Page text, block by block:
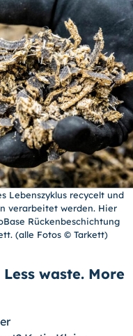
Lebenszyklus recycelt und
verarbeitet werden. Hier
Rückenbeschichtung
(alle Fotos © Tarkett)
waste. More